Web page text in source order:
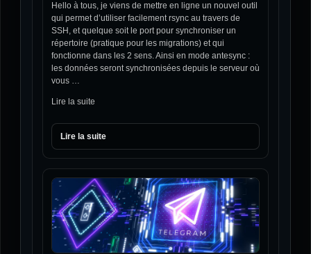
Hello à tous, je viens de mettre en ligne un nouvel outil
qui permet d’utiliser facilement rsync au travers de
SSH, et quelque soit le port pour synchroniser un
répertoire (pratique pour les migrations) et qui
fonctionne dans les 2 sens. Ainsi en mode antesync :
les données seront synchronisées depuis le serveur où
vous …
Lire la suite
Lire la suite